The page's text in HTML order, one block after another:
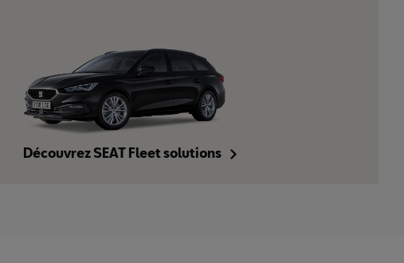
Plus d'info
Découvrez SEAT Fleet solutions